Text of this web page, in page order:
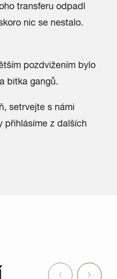
transferu odpadl
nic se nestalo.
pozdvižením bylo
bitka gangů.
setrvejte s námi
přihlásíme z dalších
Previous Next